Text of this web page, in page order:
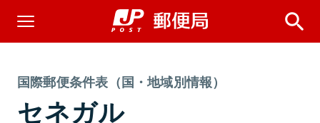
国際郵便条件表（国・地域別情報）
セネガル